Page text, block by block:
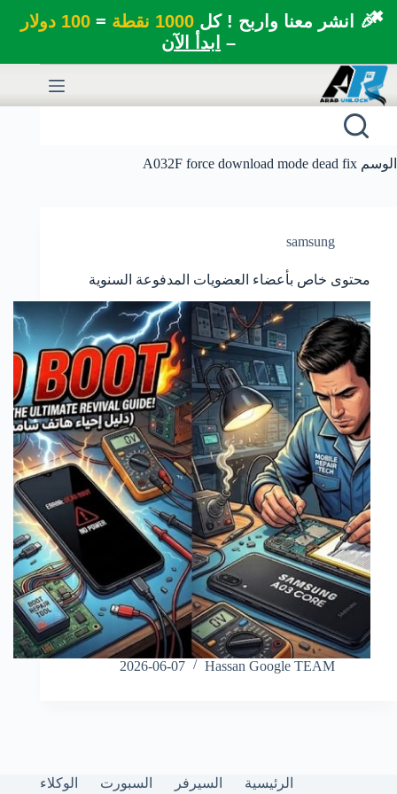
🎉 انشر معنا واربح ! كل1000 نقطة =100 دولار
– ابدأ الآن
✖
التجاوز
إلى
المحتوى
الوسم
samsung
محتوى خاص بأعضاء العضويات المدفوعة السنوية
Hassan Google TEAM
2026-06-07
الرئيسية السيرفر السبورت
الوكلاء